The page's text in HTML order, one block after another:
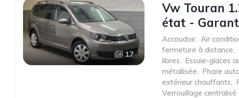
17
Vw Touran
état -
Accoudoir, Air
fermeture à distance,
libres, Essuie-glaces
métallisée, Phare
extérieur chauffants,
Verrouillage